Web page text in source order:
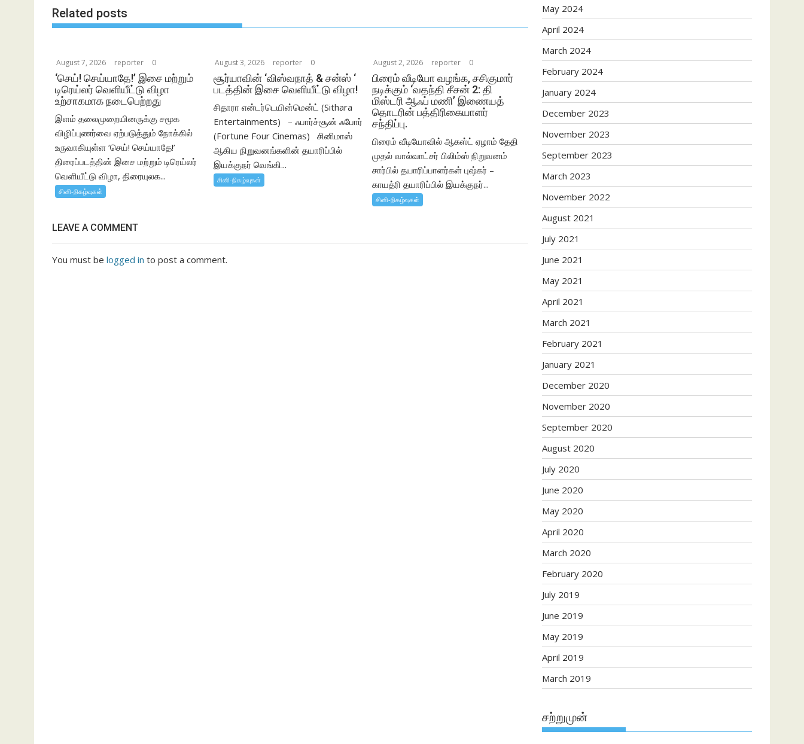
k p
Related posts
August 7, 2026 reporter 0
‘செய்! செய்யாதே!’ இசை மற்றும்
டிரெய்லர் வெளியீட்டு விழா
உற்சாகமாக நடைபெற்றது
இளம் தலைமுறையினருக்கு சமூக
விழிப்புணர்வை ஏற்படுத்தும் நோக்கில்
உருவாகியுள்ள ‘செய்! செய்யாதே!’
திரைப்படத்தின் இசை மற்றும் டிரெய்லர்
வெளியீட்டு விழா, திரையுலக...
சினி-நிகழ்வுகள்
August 3, 2026 reporter 0
சூர்யாவின் ‘விஸ்வநாத் & சன்ஸ் ‘
படத்தின் இசை வெளியீட்டு விழா!
சிதாரா என்டர்டெயின்மென்ட் (Sithara
Entertainments) – ஃபார்ச்சூன் ஃபோர்
(Fortune Four Cinemas) சினிமாஸ்
ஆகிய நிறுவனங்களின் தயாரிப்பில்
இயக்குநர் வெங்கி...
சினி-நிகழ்வுகள்
August 2, 2026 reporter 0
பிரைம் வீடியோ வழங்க, சசிகுமார்
நடிக்கும் ‘வதந்தி சீசன் 2: தி
மிஸ்டரி ஆஃப் மணி’ இணையத்
தொடரின் பத்திரிகையாளர்
சந்திப்பு.
பிரைம் வீடியோவில் ஆகஸ்ட் ஏழாம் தேதி
முதல் வால்வாட்சர் பிலிம்ஸ் நிறுவனம்
சார்பில் தயாரிப்பாளர்கள் புஷ்கர் –
காயத்ரி தயாரிப்பில் இயக்குநர்...
சினி-நிகழ்வுகள்
LEAVE A COMMENT
You must be logged in to post a comment.
May 2024
April 2024
March 2024
February 2024
January 2024
December 2023
November 2023
September 2023
March 2023
November 2022
August 2021
July 2021
June 2021
May 2021
April 2021
March 2021
February 2021
January 2021
December 2020
November 2020
September 2020
August 2020
July 2020
June 2020
May 2020
April 2020
March 2020
February 2020
July 2019
June 2019
May 2019
April 2019
March 2019
சற்றுமுன்